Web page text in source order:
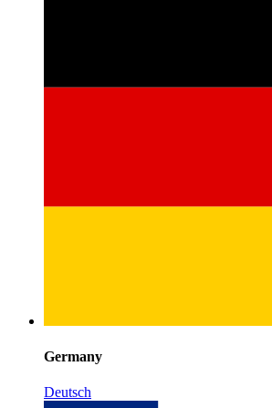
Germany
Deutsch